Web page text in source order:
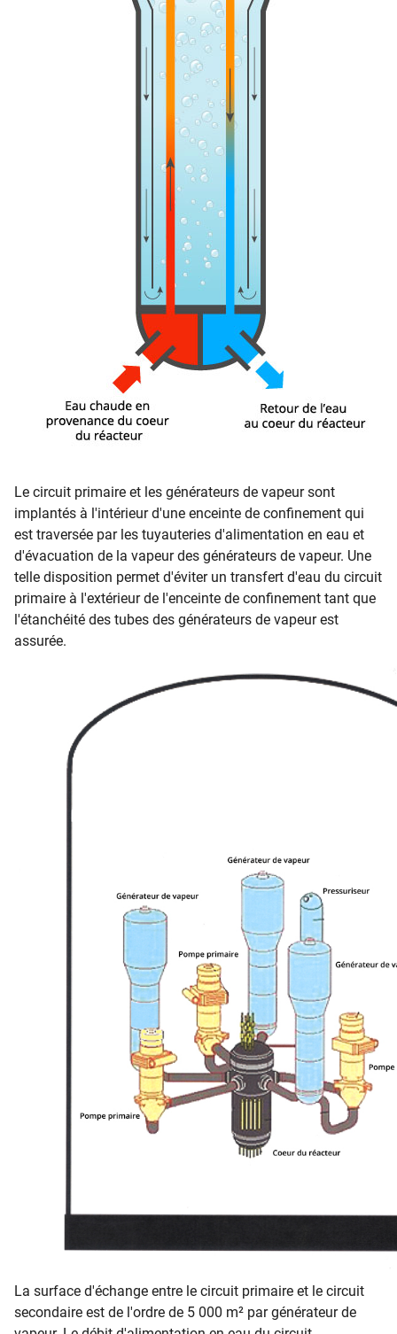
Le circuit primaire et les générateurs de vapeur sont
implantés à l'intérieur d'une enceinte de confinement qui
est traversée par les tuyauteries d'alimentation en eau et
d'évacuation de la vapeur des générateurs de vapeur. Une
telle disposition permet d'éviter un transfert d'eau du circuit
primaire à l'extérieur de l'enceinte de confinement tant que
l'étanchéité des tubes des générateurs de vapeur est
assurée.
La surface d'échange entre le circuit primaire et le circuit
secondaire est de l'ordre de 5 000 m² par générateur de